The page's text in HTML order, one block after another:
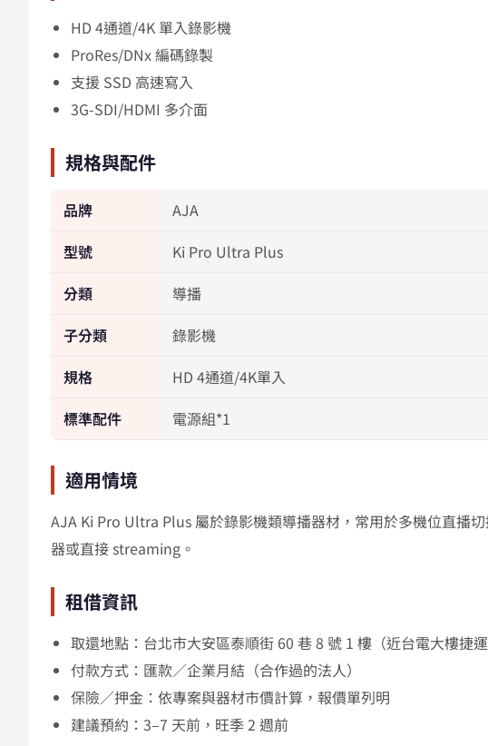
HD 4通道/4K 單入錄影機
ProRes/DNx 編碼錄製
支援 SSD 高速寫入
3G-SDI/HDMI 多介面
規格與配件
品牌
AJA
型號
Ki Pro Ultra Plus
分類
導播
子分類
錄影機
規格
HD 4通道/4K單入
標準配件
電源組*1
適用情境
AJA Ki Pro Ultra Plus 屬於錄影機類導播器材，常用於多機位直播
器或直接 streaming。
租借資訊
取還地點：台北市大安區泰順街 60 巷 8 號 1 樓（近台電大樓捷
付款方式：匯款／企業月結（合作過的法人）
保險／押金：依專案與器材市價計算，報價單列明
建議預約：3–7 天前，旺季 2 週前